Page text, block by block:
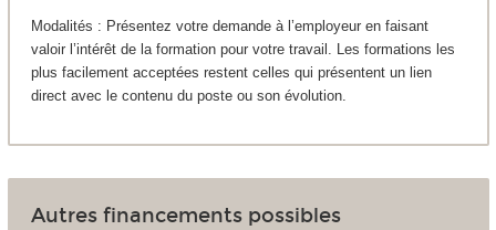
Modalités : Présentez votre demande à l’employeur en faisant
valoir l’intérêt de la formation pour votre travail. Les formations les
plus facilement acceptées restent celles qui présentent un lien
direct avec le contenu du poste ou son évolution.
Autres financements possibles